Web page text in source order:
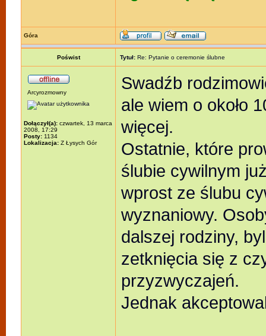
Góra
Poświst Tytuł: Re: Pytanie o ceremonie ślubne
Arcyrozmowny
Dołączył(a): czwartek, 13 marca
2008, 17:29
Posty: 1134
Lokalizacja: Z Łysych Gór
Swadźb
ale wiem o około
więcej.
Ostatnie, które
ślubie cywilnym
wprost ze ślubu
wyznaniowy.
dalszej rodziny,
zetknięcia się z
przyzwyczajeń.
Jednak